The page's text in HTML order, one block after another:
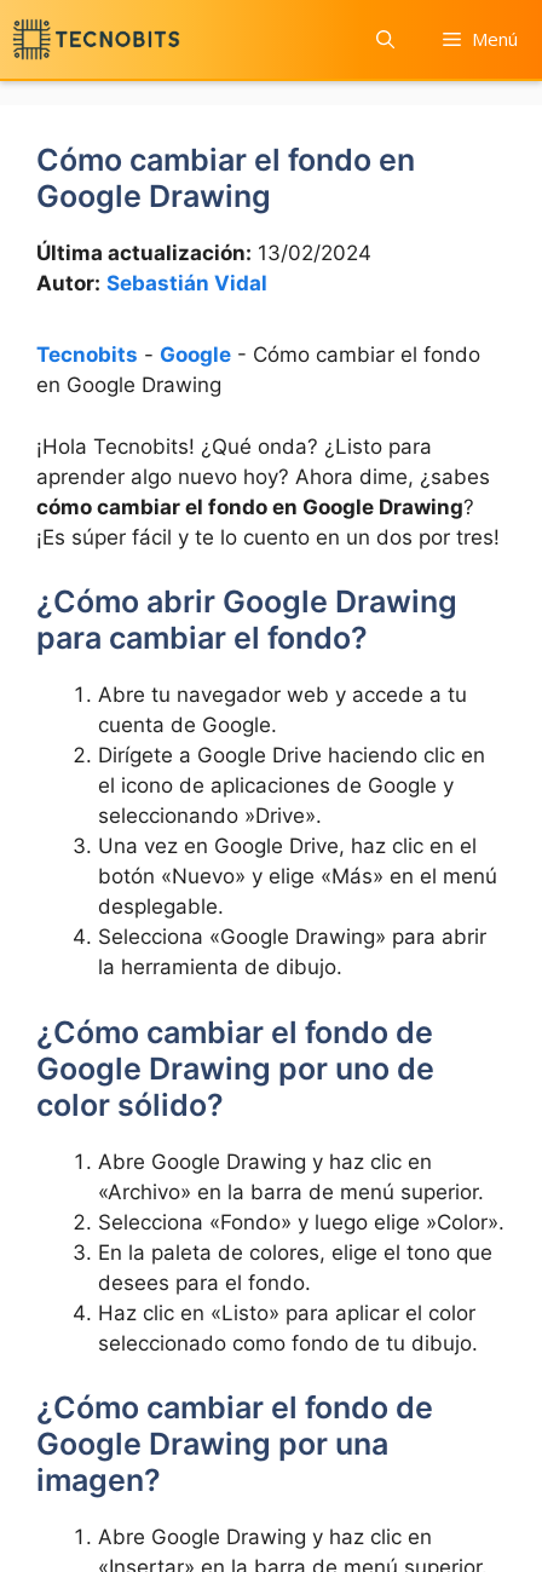
Saltar
al
contenido
Menú
Cómo cambiar el fondo en
Google Drawing
Última actualización: 13/02/2024
Autor: Sebastián Vidal
Tecnobits - Google - Cómo cambiar el fondo
en Google Drawing
¡Hola Tecnobits! ¿Qué onda?⁢ ¿Listo para
aprender algo ‍nuevo hoy?‌ Ahora dime, ¿sabes
cómo cambiar el fondo ​en Google⁢ Drawing?⁤
¡Es súper⁤ fácil ⁤y te lo‌ cuento en ​un ⁢dos por tres! ⁤
¿Cómo ⁣abrir Google⁣ Drawing⁤
para cambiar el fondo?
Abre‌ tu navegador web y ‍accede a ‍tu
cuenta ⁤de Google.
Dirígete a Google‍ Drive haciendo clic en
el icono de aplicaciones de Google⁢ y
seleccionando ​»Drive».
Una vez en Google Drive, haz clic ‌en el
⁣botón «Nuevo»⁤ y elige «Más» en el menú
desplegable.
Selecciona «Google Drawing» para abrir⁢
la‌ herramienta​ de⁣ dibujo.
¿Cómo ‌cambiar el‍ fondo de
Google​ Drawing por uno de
color sólido?
Abre⁢ Google Drawing y haz clic en
«Archivo» en la⁤ barra⁤ de menú superior.
Selecciona «Fondo» ⁢y luego elige ⁢»Color».
En la paleta de ‍colores, elige el‍ tono que
desees para el ⁤fondo.
Haz clic en⁤ «Listo» para ‍aplicar⁢ el color⁣
seleccionado como fondo de tu dibujo.
¿Cómo cambiar el fondo ⁣de
Google Drawing por una
⁢imagen?
Abre Google Drawing⁢ y ‍haz clic⁤ en
«Insertar»⁣ en la⁢ barra ⁢de menú superior.